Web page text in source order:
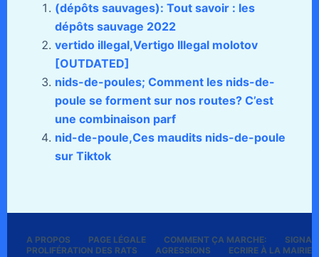
(dépôts sauvages): Tout savoir : les
dépôts sauvage 2022
vertido illegal,Vertigo Illegal molotov
[OUTDATED]
nids-de-poules; Comment les nids-de-
poule se forment sur nos routes? C’est
une combinaison parf
nid-de-poule,Ces maudits nids-de-poule
sur Tiktok
A PROPOS PAGE LÉGALE COMMENT ÇA MARCHE:
PROLIFÉRATION DES RATS
AGRESSIONS
ECRIRE À LA MAIRIE